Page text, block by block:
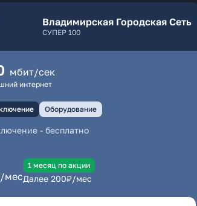
Владимирская Городская Сеть
СУПЕР 100
мбит/сек
интернет
Оборудование
- бесплатно
мес
1 месяц по акции
Далее 200₽/мес